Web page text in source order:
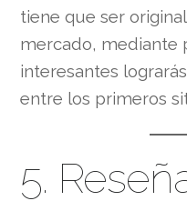
tiene que ser
mercado, mediante
interesantes
entre los primeros
5.